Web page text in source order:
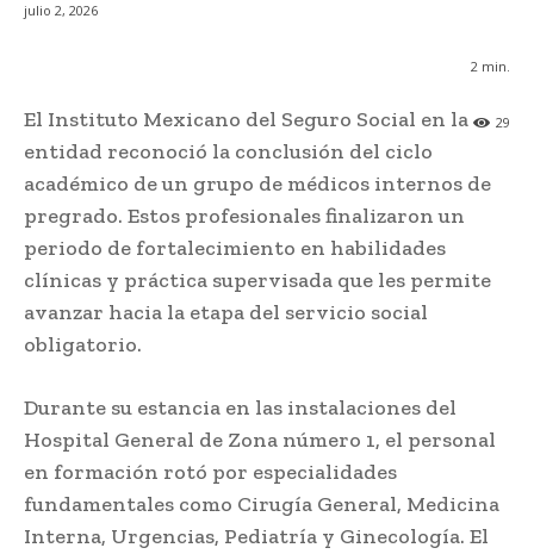
julio 2, 2026
2 min.
29
El Instituto Mexicano del Seguro Social en la
entidad reconoció la conclusión del ciclo
académico de un grupo de médicos internos de
pregrado. Estos profesionales finalizaron un
periodo de fortalecimiento en habilidades
clínicas y práctica supervisada que les permite
avanzar hacia la etapa del servicio social
obligatorio.
Durante su estancia en las instalaciones del
Hospital General de Zona número 1, el personal
en formación rotó por especialidades
fundamentales como Cirugía General, Medicina
Interna, Urgencias, Pediatría y Ginecología. El